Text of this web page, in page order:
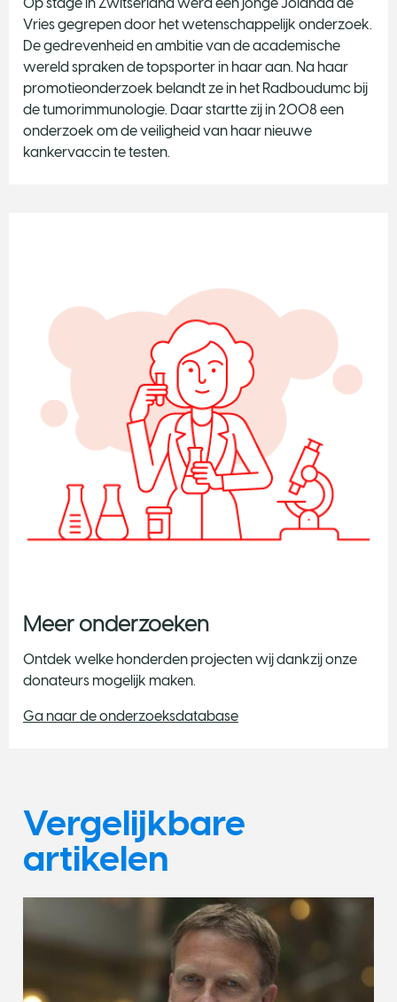
Vries gegrepen door het wetenschappelijk onderzoek.
De gedrevenheid en ambitie van de academische
wereld spraken de topsporter in haar aan. Na haar
promotieonderzoek belandt ze in het Radboudumc bij
de tumorimmunologie. Daar startte zij in 2008 een
onderzoek om de veiligheid van haar nieuwe
kankervaccin te testen.
Meer onderzoeken
Ontdek welke honderden projecten wij dankzij onze
donateurs mogelijk maken.
Ga naar de onderzoeksdatabase
Vergelijkbare
artikelen